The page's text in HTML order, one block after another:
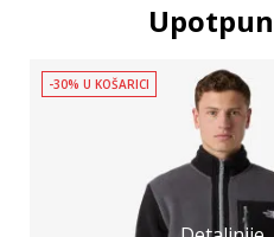
-30% U KOŠARICI